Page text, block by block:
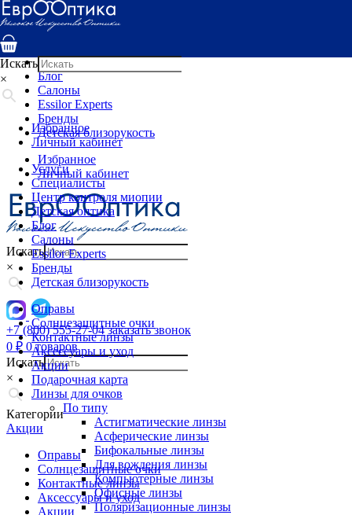
Услуги
Специалисты
Детская оптика
Блог
Салоны
Essilor Experts
Бренды
Детская близорукость
Избранное
Личный кабинет
Искать
×
+7 (800) 555-27-04 заказать звонок
0 ₽ 0 товаров
Искать
×
Категории
Акции
Оправы
Солнцезащитные очки
Контактные линзы
Аксессуары и уход
Акции
Искать
×
Избранное
Личный кабинет
Услуги
Специалисты
Центр контроля миопии
Детская оптика
Блог
Салоны
Essilor Experts
Бренды
Детская близорукость
Оправы
Солнцезащитные очки
Контактные линзы
Аксессуары и уход
Акции
Подарочная карта
Линзы для очков
По типу
Астигматические линзы
Асферические линзы
Бифокальные линзы
Для вождения линзы
Компьютерные линзы
Офисные линзы
Поляризационные линзы